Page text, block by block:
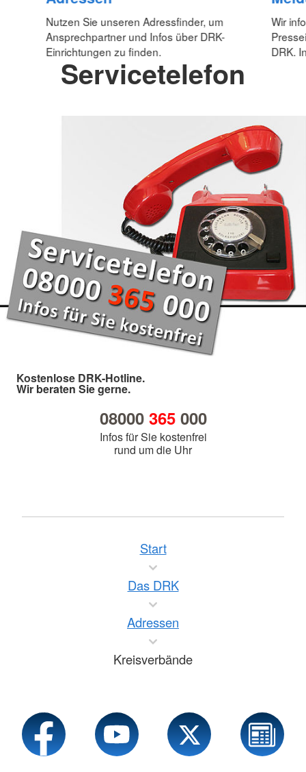
Nutzen Sie unseren Adressfinder, um
Ansprechpartner und Infos über DRK-
Einrichtungen zu finden.
Wir
DRK.
Servicetelefon
Kostenlose DRK-Hotline.
Wir beraten Sie gerne.
08000 365000
Infos für Sie kostenfrei
rund um die Uhr
Start
Das DRK
Adressen
Kreisverbände